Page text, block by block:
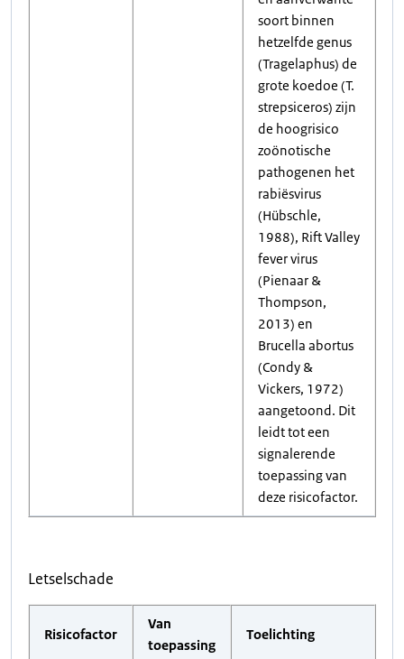
soort binnen
hetzelfde genus
(Tragelaphus) de
grote koedoe (T.
strepsiceros) zijn
de hoogrisico
zoönotische
pathogenen het
rabiësvirus
(Hübschle,
1988), Rift Valley
fever virus
(Pienaar &
Thompson,
2013) en
Brucella abortus
(Condy &
Vickers, 1972)
aangetoond. Dit
leidt tot een
signalerende
toepassing van
deze risicofactor.
Letselschade
Risicofactor
Van
toepassing
Toelichting